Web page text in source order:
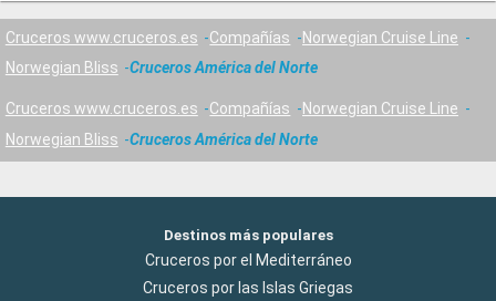
Cruceros www.cruceros.es Compañías
Norwegian Cruise Line
Norwegian Bliss
Cruceros América del Norte
Cruceros www.cruceros.es Compañías
Norwegian Cruise Line
Norwegian Bliss
Cruceros América del Norte
Destinos más populares
Cruceros por el Mediterráneo
Cruceros por las Islas Griegas